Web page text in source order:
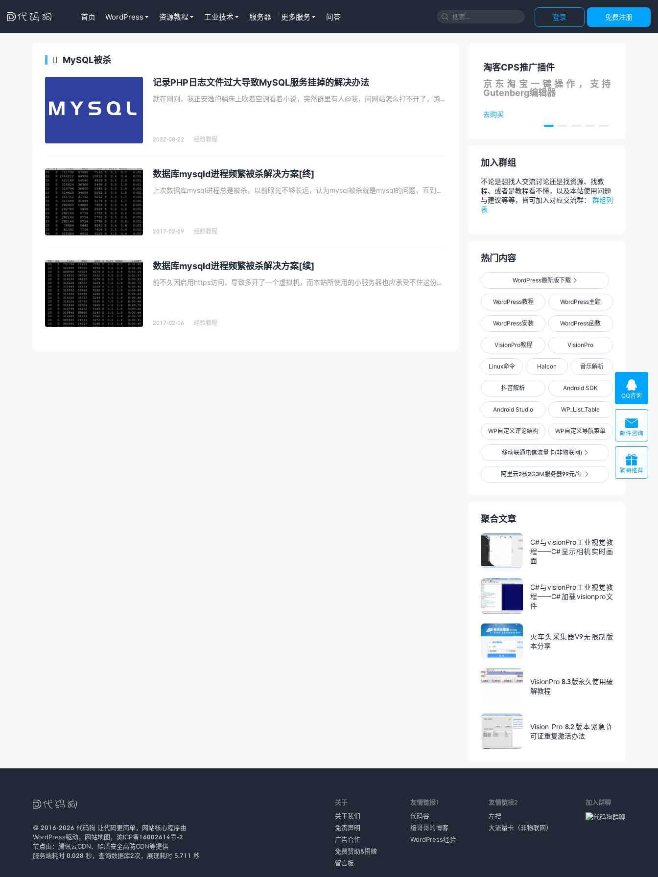
 登录 免费注册

首页 WordPress 资源教程 工业技术 服务器 更多服务 问答
 MySQL被杀
记录PHP日志文件过大导致MySQL服务挂掉的解决办法
就在刚刚，我正安逸的躺床上吹着空调看着小说，突然群里有人@我，问网站怎么打不开了，跑路了吗？在这里，...
2022-08-22 经验教程
数据库mysqld进程频繁被杀解决方案[终]
上次数据库mysql进程总是被杀，以前眼光不够长远，认为mysql被杀就是mysql的问题，直到上次...
2017-02-09 经验教程
数据库mysqld进程频繁被杀解决方案[续]
前不久因启用https访问，导致多开了一个虚拟机，而本站所使用的小服务器也应承受不住这份压力，出现频...
2017-02-06 经验教程
WordPress正版Tutor LMS在线
淘客CPS推广插件
京东淘宝一键操作，支持
Gutenberg编辑器
去购买
加入群组
不论是想找人交流讨论还是找资源、找教
程、或者是教程看不懂，以及本站使用问题
与建议等等，皆可加入对应交流群： 群组列
表
热门内容
WordPress最新版下载 
WordPress教程 WordPress主题
WordPress安装 WordPress函数
VisionPro教程 VisionPro
Linux命令 Halcon 音乐解析
抖音解析 Android SDK
Android Studio WP_List_Table
WP自定义评论结构 WP自定义导航菜单
移动联通电信流量卡(非物联网) 
阿里云2核2G3M服务器99元/年 
聚合文章
C#与visionPro工业视觉教
程——C#显示相机实时画
面
C#与visionPro工业视觉教
程——C#加载visionpro文
件
火车头采集器V9无限制版
本分享
VisionPro 8.3版永久使用破
解教程
Vision Pro 8.2版本紧急许
可证重复激活办法
关于
关于我们
免责声明
广告合作
免费赞助&捐赠
留言板
友情链接1
代码谷
缙哥哥的博客
WordPress经验
友情链接2
左搜
大流量卡（非物联网）
加入群聊

© 2016-2026 代码狗 让代码更简单，网站核心程序由
WordPress驱动， 网站地图， 渝ICP备16002614号-2
节点由： 腾讯云CDN、 酷盾安全高防CDN等提供
服务端耗时 0.028 秒，查询数据库2次， 展现耗时 5.711 秒

QQ咨询

邮件咨询

狗哥推荐